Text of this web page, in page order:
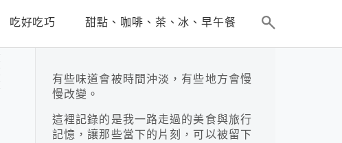
吃好吃巧 甜點、咖啡、茶、冰、早午餐
有些味道會被時間沖淡，有些地方會慢
慢改變。
這裡記錄的是我一路走過的美食與旅行
記憶，讓那些當下的片刻，可以被留下